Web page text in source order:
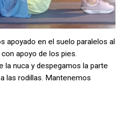
apoyado en el suelo paralelos al
apoyo de los pies.
la nuca y despegamos la parte
las rodillas. Mantenemos